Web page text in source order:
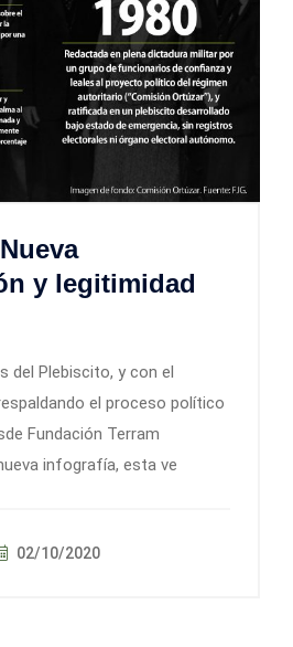
y legitimidad
del Plebiscito, y con el
el proceso político
Fundación Terram
infografía, esta ve
02/10/2020